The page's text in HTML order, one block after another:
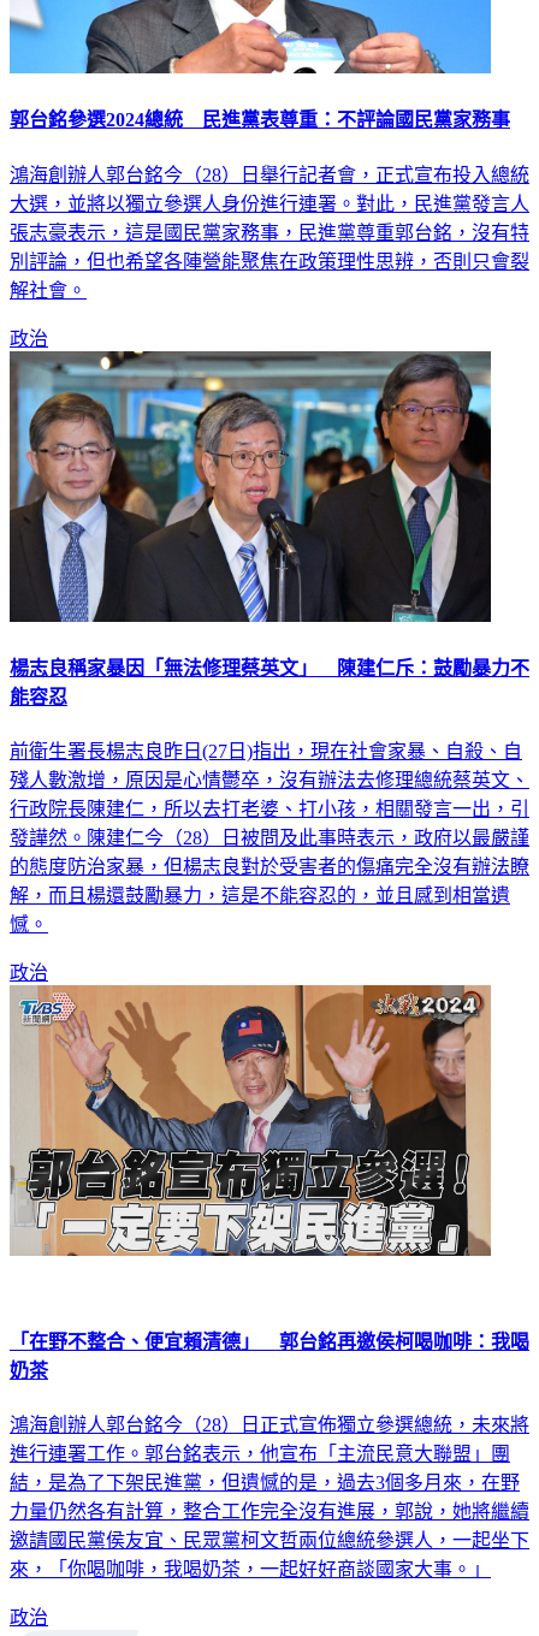
郭台銘參選2024總統 民進黨表尊重：不評論國民黨家務事
鴻海創辦人郭台銘今（28）日舉行記者會，正式宣布投入總統
大選，並將以獨立參選人身份進行連署。對此，民進黨發言人
張志豪表示，這是國民黨家務事，民進黨尊重郭台銘，沒有特
別評論，但也希望各陣營能聚焦在政策理性思辨，否則只會裂
解社會。
政治
楊志良稱家暴因「無法修理蔡英文」 陳建仁斥：鼓勵暴力不
能容忍
前衛生署長楊志良昨日(27日)指出，現在社會家暴、自殺、自
殘人數激增，原因是心情鬱卒，沒有辦法去修理總統蔡英文、
行政院長陳建仁，所以去打老婆、打小孩，相關發言一出，引
發譁然。陳建仁今（28）日被問及此事時表示，政府以最嚴謹
的態度防治家暴，但楊志良對於受害者的傷痛完全沒有辦法瞭
解，而且楊還鼓勵暴力，這是不能容忍的，並且感到相當遺
憾。
政治
「在野不整合、便宜賴清德」 郭台銘再邀侯柯喝咖啡：我喝
奶茶
鴻海創辦人郭台銘今（28）日正式宣佈獨立參選總統，未來將
進行連署工作。郭台銘表示，他宣布「主流民意大聯盟」團
結，是為了下架民進黨，但遺憾的是，過去3個多月來，在野
力量仍然各有計算，整合工作完全沒有進展，郭說，她將繼續
邀請國民黨侯友宜、民眾黨柯文哲兩位總統參選人，一起坐下
來，「你喝咖啡，我喝奶茶，一起好好商談國家大事。」
政治